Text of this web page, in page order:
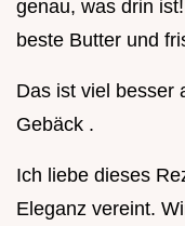
genau, was drin
beste Butter und
Das ist viel besser
Gebäck .
Ich liebe dieses
Eleganz vereint.